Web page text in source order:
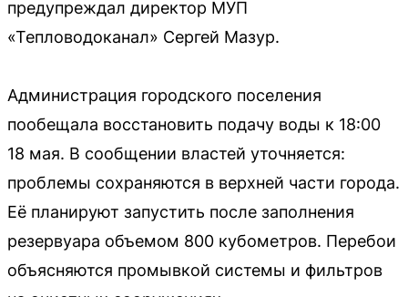
предупреждал директор МУП
«Тепловодоканал» Сергей Мазур.
Администрация городского поселения
пообещала восстановить подачу воды к 18:00
18 мая. В сообщении властей уточняется:
проблемы сохраняются в верхней части города.
Её планируют запустить после заполнения
резервуара объемом 800 кубометров. Перебои
объясняются промывкой системы и фильтров